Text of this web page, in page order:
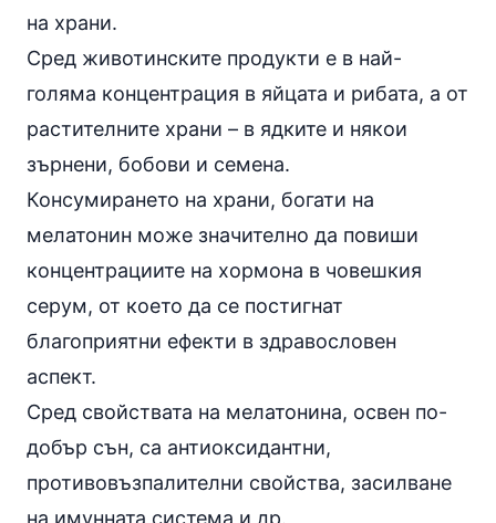
на храни.
Сред животинските продукти е в най-
голяма концентрация в яйцата и рибата, а от
растителните храни – в ядките и някои
зърнени, бобови и семена.
Консумирането на храни, богати на
мелатонин може значително да повиши
концентрациите на хормона в човешкия
серум, от което да се постигнат
благоприятни ефекти в здравословен
аспект.
Сред свойствата на мелатонина, освен по-
добър сън, са антиоксидантни,
противовъзпалителни свойства, засилване
на имунната система и др.